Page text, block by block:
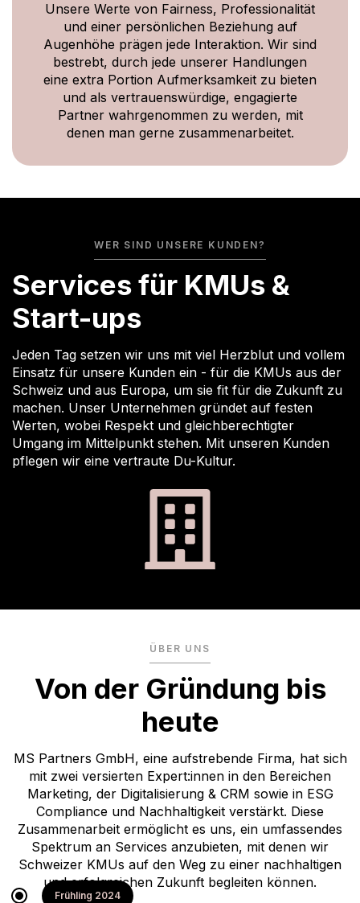
Unsere Werte von Fairness, Professionalität
und einer persönlichen Beziehung auf
Augenhöhe prägen jede Interaktion. Wir sind
bestrebt, durch jede unserer Handlungen
eine extra Portion Aufmerksamkeit zu bieten
und als vertrauenswürdige, engagierte
Partner wahrgenommen zu werden, mit
denen man gerne zusammenarbeitet.
WER SIND UNSERE KUNDEN?
Services für KMUs &
Start-ups
Jeden Tag setzen wir uns mit viel Herzblut und vollem
Einsatz für unsere Kunden ein - für die KMUs aus der
Schweiz und aus Europa, um sie fit für die Zukunft zu
machen. Unser Unternehmen gründet auf festen
Werten, wobei Respekt und gleichberechtigter
Umgang im Mittelpunkt stehen. Mit unseren Kunden
pflegen wir eine vertraute Du-Kultur.
ÜBER UNS
Von der Gründung bis
heute
MS Partners GmbH, eine aufstrebende Firma, hat sich
mit zwei versierten Expert:innen in den Bereichen
Marketing, der Digitalisierung & CRM sowie in ESG
Compliance und Nachhaltigkeit verstärkt. Diese
Zusammenarbeit ermöglicht es uns, ein umfassendes
Spektrum an Services anzubieten, mit denen wir
Schweizer KMUs auf den Weg zu einer nachhaltigen
und erfolgreichen Zukunft begleiten können.
Frühling 2024